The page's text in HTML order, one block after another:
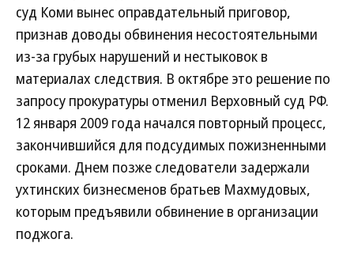
суд Коми вынес оправдательный приговор,
признав доводы обвинения несостоятельными
из-за грубых нарушений и нестыковок в
материалах следствия. В октябре это решение по
запросу прокуратуры отменил Верховный суд РФ.
12 января 2009 года начался повторный процесс,
закончившийся для подсудимых пожизненными
сроками. Днем позже следователи задержали
ухтинских бизнесменов братьев Махмудовых,
которым предъявили обвинение в организации
поджога.